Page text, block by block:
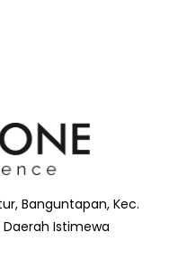
Banguntapan, Kec.
Istimewa